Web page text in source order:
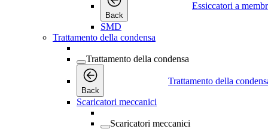
Back
Essiccatori a
SMD
Trattamento della condensa
Trattamento della condensa
Back
Trattamento della
Scaricatori meccanici
Scaricatori meccanici